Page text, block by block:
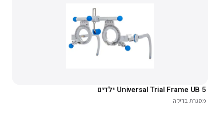
Universal Trial Frame UB 5 ילדים
מסגרת בדיקה